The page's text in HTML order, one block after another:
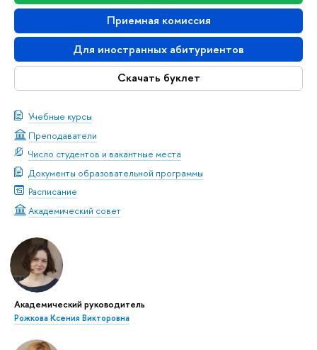
Приемная комиссия
Для иностранных абитуриентов
Скачать буклет
Учебные курсы
Преподаватели
Число студентов и вакантные места
Документы образовательной программы
Расписание
Академический совет
Академический руководитель
Рожкова Ксения Викторовна